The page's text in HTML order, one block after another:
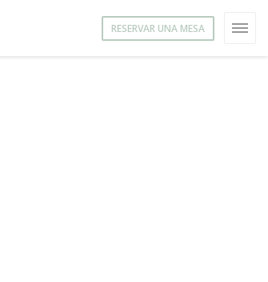
RESERVAR UNA MESA